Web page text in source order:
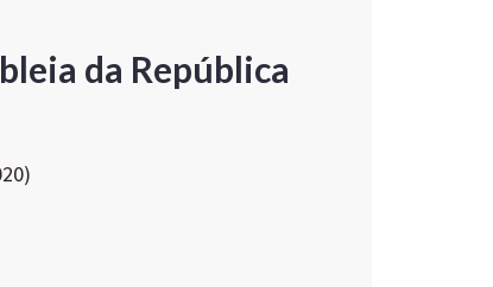
da República